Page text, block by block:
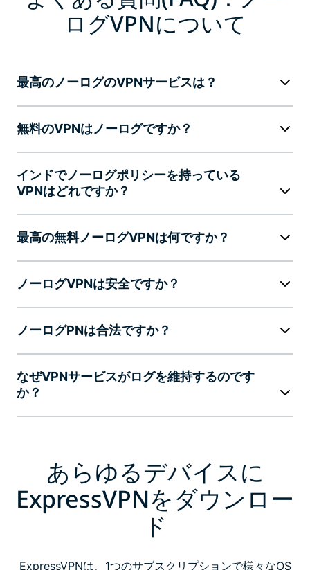
ログVPNについて
最高のノーログのVPNサービスは？
無料のVPNはノーログですか？
インドでノーログポリシーを持っている
VPNはどれですか？
最高の無料ノーログVPNは何ですか？
ノーログVPNは安全ですか？
ノーログPNは合法ですか？
なぜVPNサービスがログを維持するのです
か？
あらゆるデバイスに
ExpressVPNをダウンロー
ド
ExpressVPNは、1つのサブスクリプションで様々なOS